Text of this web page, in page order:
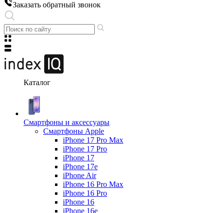
Заказать обратный звонок
Каталог
Смартфоны и аксессуары
Смартфоны Apple
iPhone 17 Pro Max
iPhone 17 Pro
iPhone 17
iPhone 17e
iPhone Air
iPhone 16 Pro Max
iPhone 16 Pro
iPhone 16
iPhone 16e